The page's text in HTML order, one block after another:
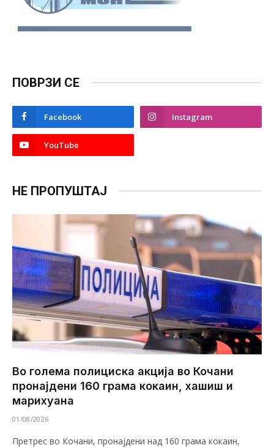
ПОВРЗИ СЕ
Facebook Instagram
YouTube
НЕ ПРОПУШТАЈ
Во голема полициска акција во Кочани
пронајдени 160 грама кокаин, хашиш и
марихуана
01/08/2026
Претрес во Кочани, пронајдени над 160 грама кокаин,